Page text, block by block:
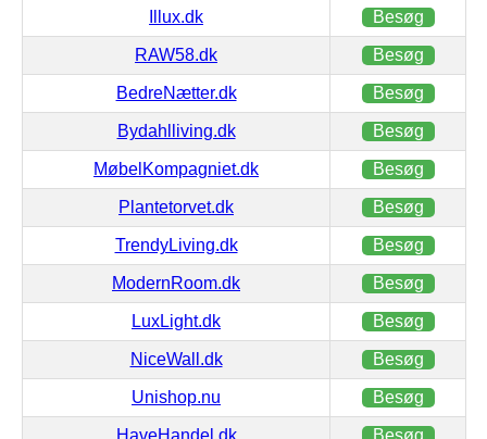
Illux.dk Besøg
RAW58.dk Besøg
BedreNætter.dk Besøg
Bydahlliving.dk Besøg
MøbelKompagniet.dk Besøg
Plantetorvet.dk Besøg
TrendyLiving.dk Besøg
ModernRoom.dk Besøg
LuxLight.dk Besøg
NiceWall.dk Besøg
Unishop.nu Besøg
HaveHandel.dk Besøg